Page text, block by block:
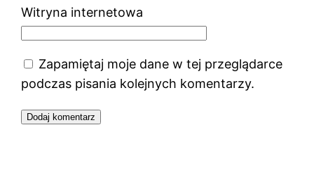
Witryna internetowa
Zapamiętaj moje dane w tej przeglądarce
podczas pisania kolejnych komentarzy.